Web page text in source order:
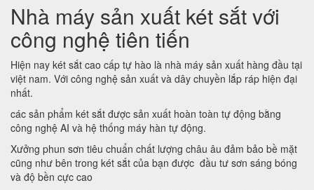
Nhà máy sản xuất két sắt với
công nghệ tiên tiến
Hiện nay két sắt cao cấp tự hào là nhà máy sản xuất hàng đầu tại
việt nam. Với công nghệ sản xuất và dây chuyền lắp ráp hiện đại
nhất.
các sản phẩm két sắt được sản xuất hoàn toàn tự động bằng
công nghệ AI và hệ thống máy hàn tự động.
Xưởng phun sơn tiêu chuẩn chất lượng châu âu đảm bảo bề mặt
cũng như bên trong két sắt của bạn được đầu tư sơn sáng bóng
và độ bền cực cao